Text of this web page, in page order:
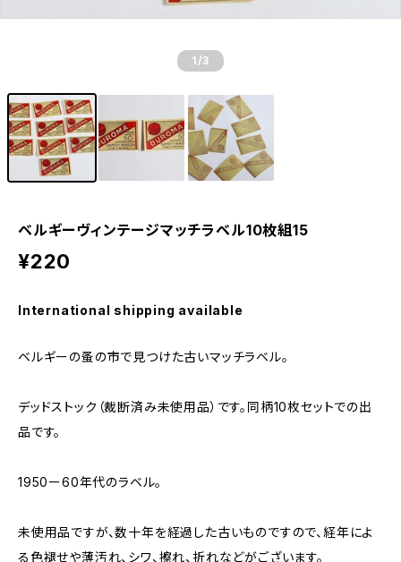
1 /3
ベルギーヴィンテージマッチラベル10枚組15
¥220
International shipping available
ベルギーの蚤の市で見つけた古いマッチラベル。
デッドストック（裁断済み未使用品）です。同柄10枚セットでの出
品です。
1950ー60年代のラベル。
未使用品ですが、数十年を経過した古いものですので、経年によ
る色褪せや薄汚れ、シワ、擦れ、折れなどがございます。